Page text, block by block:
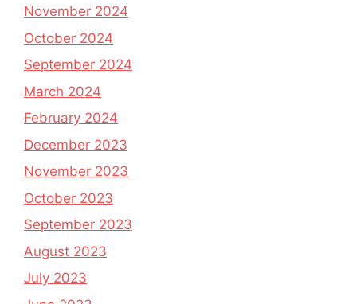
November 2024
October 2024
September 2024
March 2024
February 2024
December 2023
November 2023
October 2023
September 2023
August 2023
July 2023